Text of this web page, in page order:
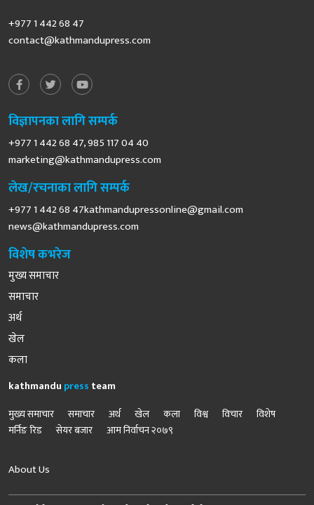
+977 1 442 68 47
contact@kathmandupress.com
विज्ञापनका लागि सम्पर्क
+977 1 442 68 47, 985 117 04 40
marketing@kathmandupress.com
लेख/रचनाका लागि सम्पर्क
+977 1 442 68 47kathmandupressonline@gmail.com
news@kathmandupress.com
विशेष कभरेज
मुख्य समाचार
समाचार
अर्थ
खेल
कला
kathmandu press team
मुख्य समाचार
समाचार अर्थ खेल कला विश्व विचार
विशेष
मर्निङ रिड
सेयर बजार आम निर्वाचन २०७९
About Us